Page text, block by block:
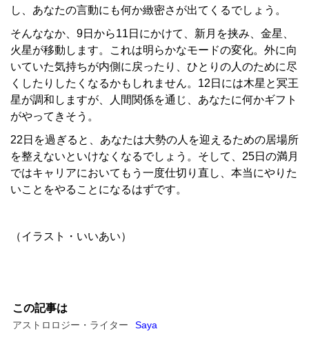
し、あなたの言動にも何か緻密さが出てくるでしょう。
そんななか、9日から11日にかけて、新月を挟み、金星、
火星が移動します。これは明らかなモードの変化。外に向
いていた気持ちが内側に戻ったり、ひとりの人のために尽
くしたりしたくなるかもしれません。12日には木星と冥王
星が調和しますが、人間関係を通じ、あなたに何かギフト
がやってきそう。
22日を過ぎると、あなたは大勢の人を迎えるための居場所
を整えないといけなくなるでしょう。そして、25日の満月
ではキャリアにおいてもう一度仕切り直し、本当にやりた
いことをやることになるはずです。
（イラスト・いいあい）
この記事は
アストロロジー・ライター Saya